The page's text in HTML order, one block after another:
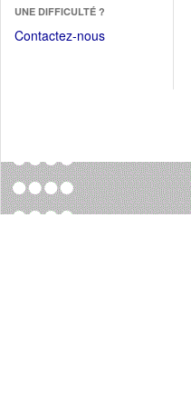
fenêtre)
une
nouvelle
UNE DIFFICULTÉ ?
Contactez-nous